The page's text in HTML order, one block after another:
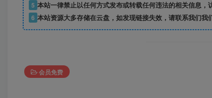
5 本站一律禁止以任何方式发布或转载任何违法的相关信息，
6 本站资源大多存储在云盘，如发现链接失效，请联系我们我
会员免费